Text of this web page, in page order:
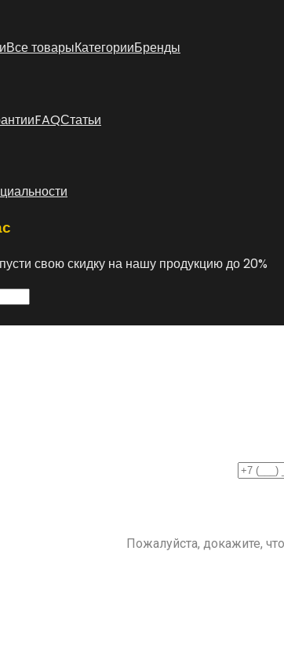
Все товарыКатегорииБренды
FAQСтатьи
свою скидку на нашу продукцию до 20%
Пожалуйста, докажите,